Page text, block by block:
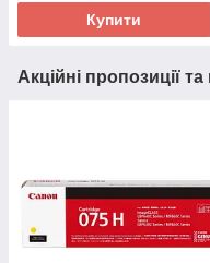
Купити
Акційні пропозиції